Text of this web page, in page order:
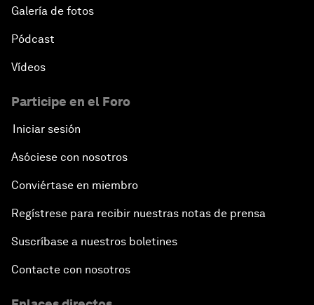
Galería de fotos
Pódcast
Vídeos
Participe en el Foro
Iniciar sesión
Asóciese con nosotros
Conviértase en miembro
Regístrese para recibir nuestras notas de prensa
Suscríbase a nuestros boletines
Contacte con nosotros